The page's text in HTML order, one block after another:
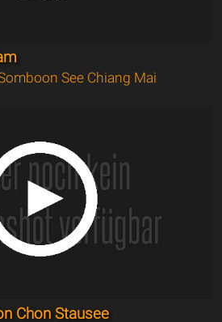
See Chiang Mai
Chon Stausee